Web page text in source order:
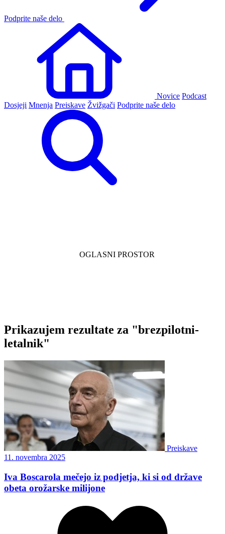
Podprite naše delo
Novice Podcast
Dosjeji Mnenja Preiskave Žvižgači Podprite naše delo
Prikazujem rezultate za "brezpilotni-
letalnik"
Preiskave
11. novembra 2025
Iva Boscarola mečejo iz podjetja, ki si od države
obeta orožarske milijone